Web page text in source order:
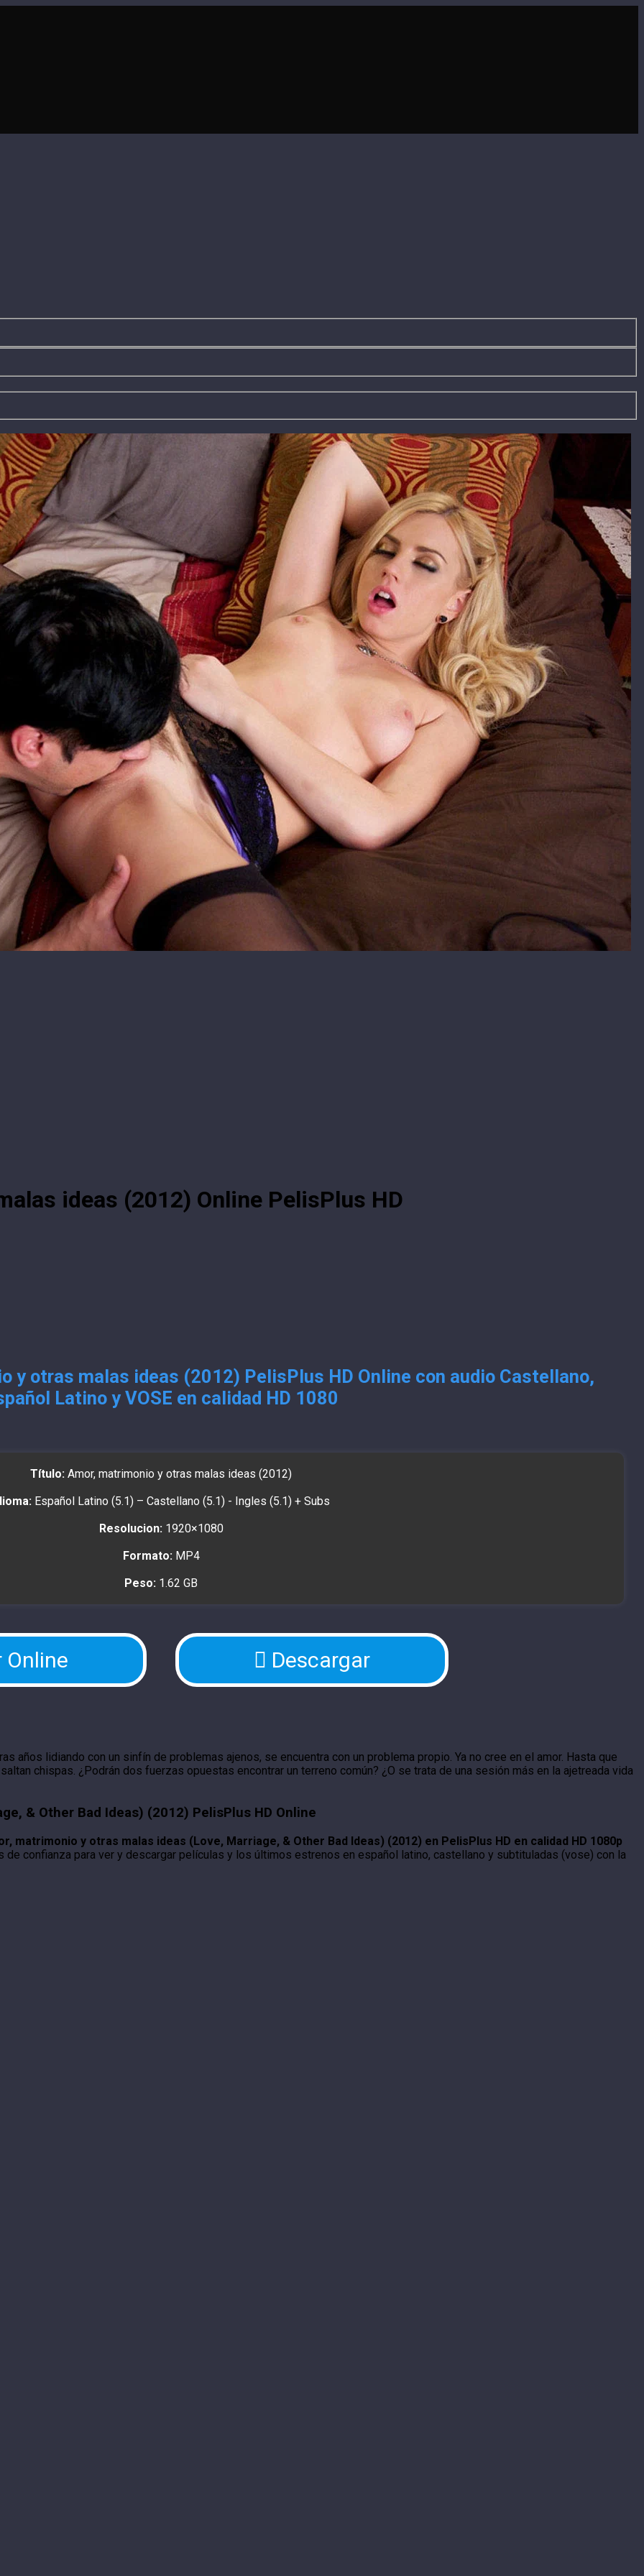
ideas (2012) Online PelisPlus HD
y otras malas ideas (2012) PelisPlus HD Online con audio Castellano,
Latino y VOSE en calidad HD 1080
Título: Amor, matrimonio y otras malas ideas (2012)
Español Latino (5.1) – Castellano (5.1) - Ingles (5.1) + Subs
Resolucion: 1920×1080
Formato: MP4
Peso: 1.62 GB
Descargar
años lidiando con un sinfín de problemas ajenos, se encuentra con un problema propio. Ya no cree en el amor. Hasta que
chispas. ¿Podrán dos fuerzas opuestas encontrar un terreno común? ¿O se trata de una sesión más en la ajetreada vida
& Other Bad Ideas) (2012) PelisPlus HD Online
matrimonio y otras malas ideas (Love, Marriage, & Other Bad Ideas) (2012) en PelisPlus HD en calidad HD 1080p
confianza para ver y descargar películas y los últimos estrenos en español latino, castellano y subtituladas (vose) con la